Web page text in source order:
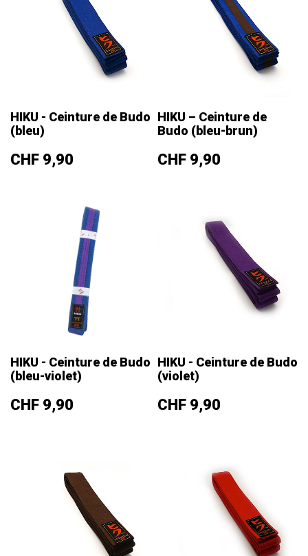
HIKU - Ceinture de Budo
(bleu)
Prix
CHF 9,90
HIKU – Ceinture de
Budo (bleu-brun)
Prix
CHF 9,90
HIKU - Ceinture de Budo
(bleu-violet)
Prix
CHF 9,90
HIKU - Ceinture de Budo
(violet)
Prix
CHF 9,90